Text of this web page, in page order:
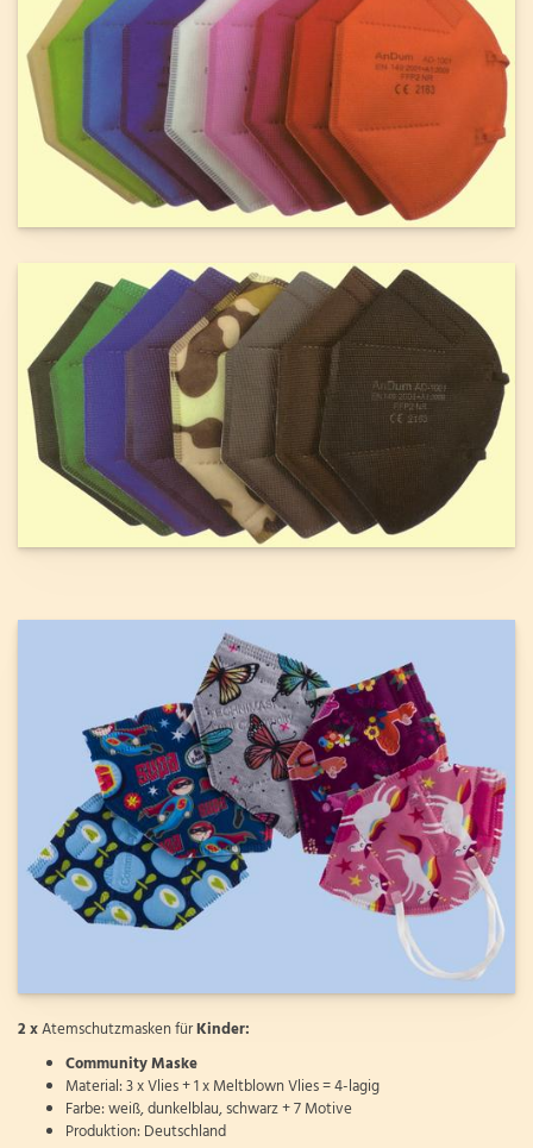
2 xAtemschutzmasken fürKinder:
Community Maske
Material: 3 x Vlies + 1 x Meltblown Vlies = 4-lagig
Farbe: weiß, dunkelblau, schwarz + 7 Motive
Produktion: Deutschland